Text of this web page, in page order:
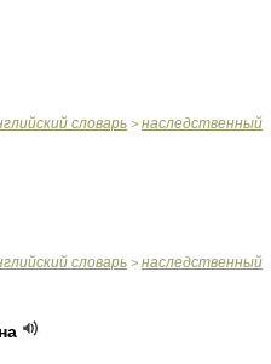
словарь > наследственный
словарь > наследственный